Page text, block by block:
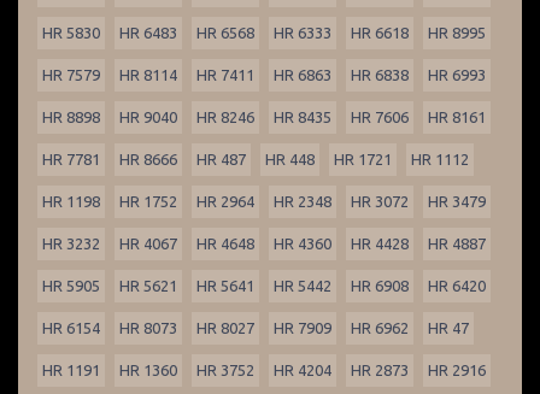
HR 5830 HR 6483 HR 6568 HR 6333 HR 6618 HR 8995
HR 7579 HR 8114 HR 7411 HR 6863 HR 6838 HR 6993
HR 8898 HR 9040 HR 8246 HR 8435 HR 7606 HR 8161
HR 7781 HR 8666 HR 487 HR 448 HR 1721 HR 1112
HR 1198 HR 1752 HR 2964 HR 2348 HR 3072 HR 3479
HR 3232 HR 4067 HR 4648 HR 4360 HR 4428 HR 4887
HR 5905 HR 5621 HR 5641 HR 5442 HR 6908 HR 6420
HR 6154 HR 8073 HR 8027 HR 7909 HR 6962 HR 47
HR 1191 HR 1360 HR 3752 HR 4204 HR 2873 HR 2916